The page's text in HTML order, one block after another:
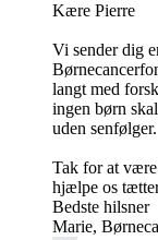
Kære Pierre
Vi sender dig
langt med
ingen børn
uden senfølger.
Tak for at
hjælpe os
Bedste hilsner
Marie,